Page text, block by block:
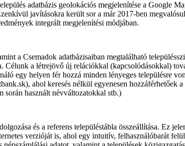
adatbázis geolokációs megjelenítése a Google
javításokra került sor a már 2017-ben
integrált megjelenítési módjában.
a Csemadok adatbázisaiban megtalálható
a létrejövő új relációkkal (kapcsolódásokkal)
egy helyen fér hozzá minden lényeges településre
ahol keresés nélkül egyenesen hozzáférhetőek
során használt névváltozatokkal stb.)
és a referens településtábla összeállítása. Ez
verzióját is, ahol egy intuitív, felhasználóbarát